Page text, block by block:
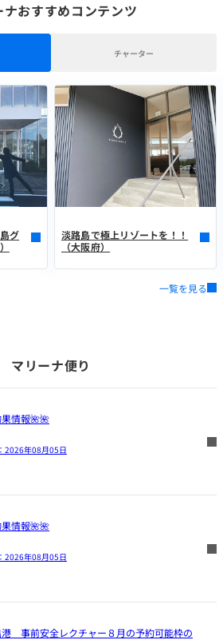
ナおすすめコンテンツ
チャーター
グ
淡路島で極上リゾートを！！
（大阪府）
一覧を見る
マリーナ便り
情報🌺🌺
2026年08月05日
情報🌺🌺
2026年08月05日
事前安全レクチャー８月の予約可能枠の